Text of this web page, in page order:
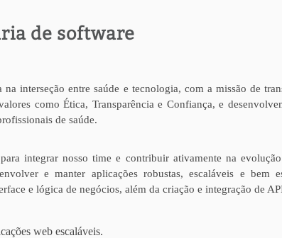
de software
interseção entre saúde e tecnologia, com a missão de
como Ética, Transparência e Confiança, e
de saúde.
integrar nosso time e contribuir ativamente na
e manter aplicações robustas, escaláveis e bem
e lógica de negócios, além da criação e integração de
web escaláveis.